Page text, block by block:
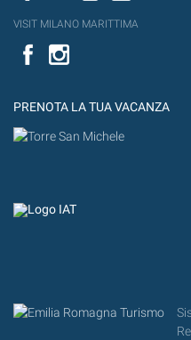
VISIT MILANO MARITTIMA
Facebook
PRENOTA LA TUA VACANZA